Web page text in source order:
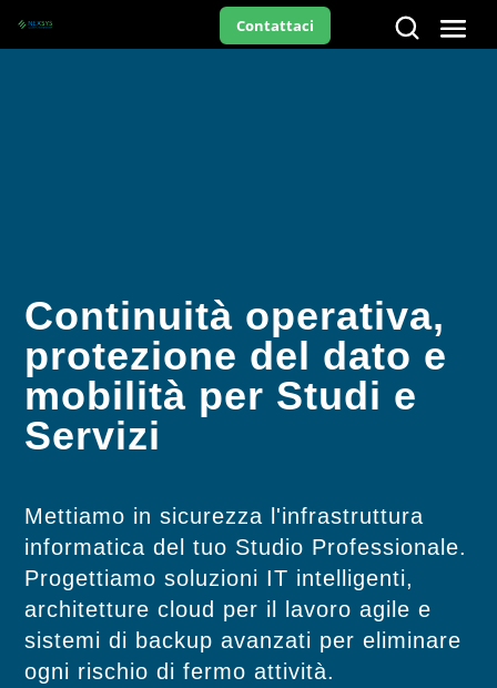
Contattaci
Continuità operativa,
protezione del dato e
mobilità per Studi e
Servizi
Mettiamo in sicurezza l'infrastruttura
informatica del tuo Studio Professionale.
Progettiamo soluzioni IT intelligenti,
architetture cloud per il lavoro agile e
sistemi di backup avanzati per eliminare
ogni rischio di fermo attività.